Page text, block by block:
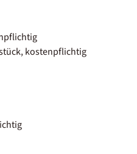
kostenpflichtig